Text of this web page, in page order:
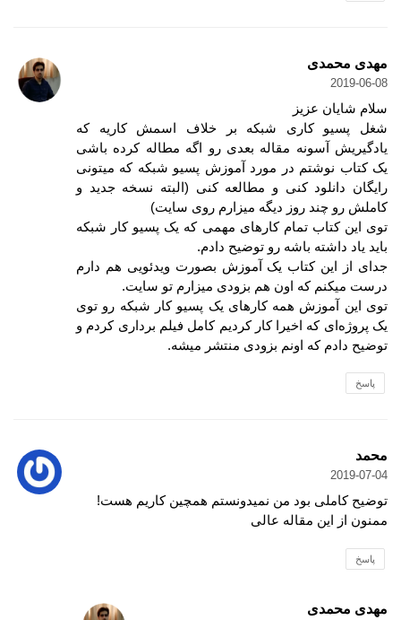
مهدی محمدی
2019-06-08
سلام شایان عزیز
شغل پسیو کاری شبکه بر خلاف اسمش کاریه که
یادگیریش آسونه مقاله بعدی رو اگه مطاله کرده باشی
یک کتاب نوشتم در مورد آموزش پسیو شبکه که میتونی
رایگان دانلود کنی و مطالعه کنی (البته نسخه جدید و
کاملش رو چند روز دیگه میزارم روی سایت)
توی این کتاب تمام کارهای مهمی که یک پسیو کار شبکه
باید یاد داشته باشه رو توضیح دادم.
جدای از این کتاب یک آموزش بصورت ویدئویی هم دارم
درست میکنم که اون هم بزودی میزارم تو سایت.
توی این آموزش همه کارهای یک پسیو کار شبکه رو توی
یک پروژه‌ای که اخیرا کار کردیم کامل فیلم برداری کردم و
توضیح دادم که اونم بزودی منتشر میشه.
پاسخ
محمد
2019-07-04
توضیح کاملی بود من نمیدونستم همچین کاریم هست!
ممنون از این مقاله عالی
پاسخ
مهدی محمدی